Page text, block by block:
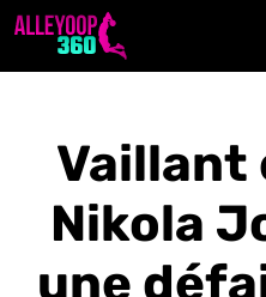
Aller
Vaillant
Nikola
une